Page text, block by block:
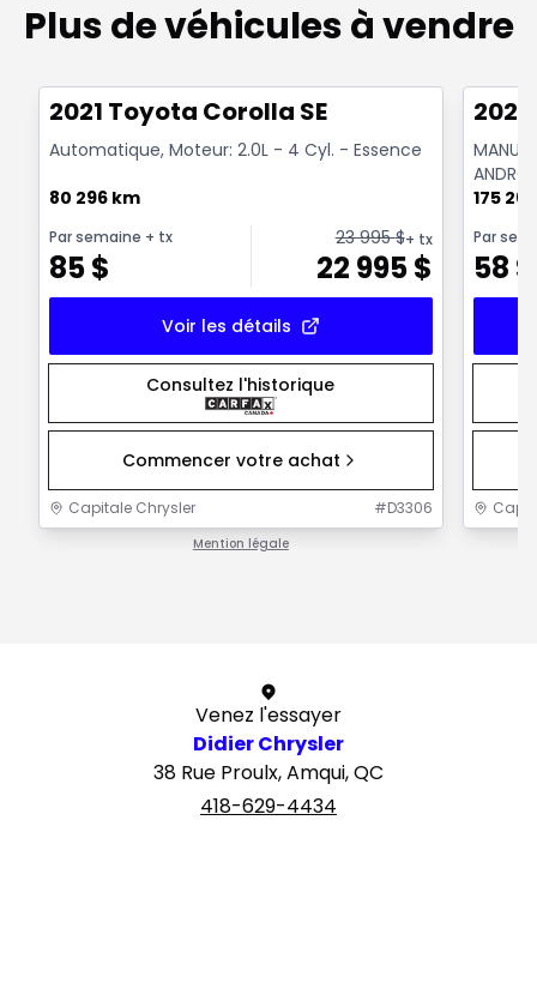
Plus de véhicules à vendre
2021 Toyota Corolla SE
Automatique, Moteur: 2.0L - 4 Cyl. - Essence
80 296 km
Par semaine + tx
85$
23 995$+ tx
22 995$
Voir les détails
Consultez l'historique
Commencer votre achat
Capitale Chrysler #D3306
Mention légale
175
Par
58 $
Venez l'essayer
Didier Chrysler
38 Rue Proulx, Amqui, QC
418-629-4434